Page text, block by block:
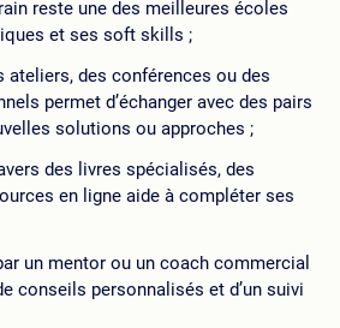
reste une des meilleures écoles
et ses soft skills ;
ateliers, des conférences ou des
permet d’échanger avec des pairs
solutions ou approches ;
des livres spécialisés, des
en ligne aide à compléter ses
un mentor ou un coach commercial
conseils personnalisés et d’un suivi